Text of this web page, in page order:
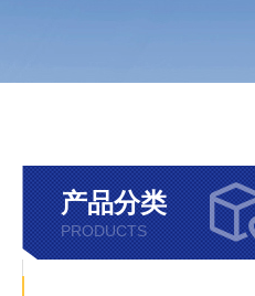
产品分类
PRODUCTS